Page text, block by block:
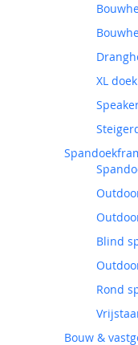
XL doek
Blind
Rond
Bouw &